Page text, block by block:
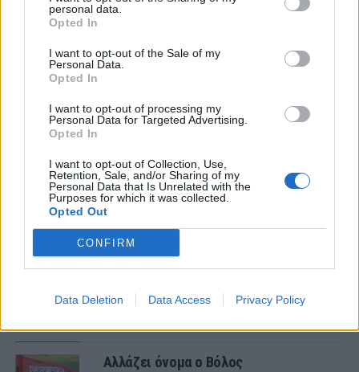
personal data.
Opted In
I want to opt-out of the Sale of my
Personal Data.
Opted In
I want to opt-out of processing my
Personal Data for Targeted Advertising.
Opted In
I want to opt-out of Collection, Use,
Retention, Sale, and/or Sharing of my
Personal Data that Is Unrelated with the
Purposes for which it was collected.
Opted Out
CONFIRM
Data Deletion Data Access Privacy Policy
Πηγή:sportime.gr
ΤΕΛΕΥΤΑΙΑ ΝΕΑ
ΧΩΡΊΣ ΚΑΤΗΓΟΡΊΑ
Ήττα για την Κ19 στην Κορυτσά-
Εξαιρετική η φιλοξενία των Αλβανών
ΠΑΝΑΙΤΩΛΙΚΟΣ
Τα δεδομένα για τηλεοπτική κάλυψη
ΕΙΔΗΣΕΙΣ
Αλλάζει όνομα ο Βόλος